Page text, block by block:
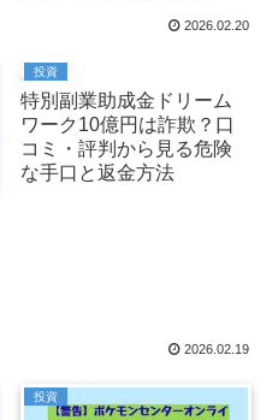
2026.02.20
投資
特別副業助成金ドリーム
ワーク10億円は詐欺？口
コミ・評判から見る危険
な手口と返金方法
2026.02.19
投資